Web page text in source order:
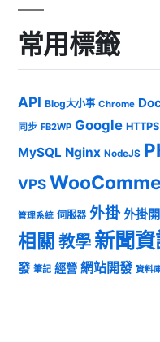
常用標籤
API Blog大小事 Chrome
同步 FB2WP Google HTTPS
MySQL Nginx NodeJS
VPS
管理系統 伺服器 外掛 外掛
相關 教學 新聞
發 筆記 經營 網站開發 資料